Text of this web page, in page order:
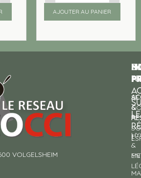
AJOUTER AU PANIER
VOLGELSHEIM
&
&
SE
À
!